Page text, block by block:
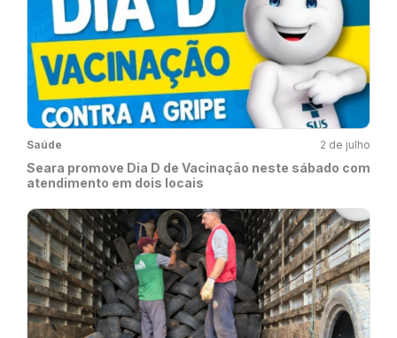
Saúde 2 de julho
Seara promove Dia D de Vacinação neste sábado com
atendimento em dois locais